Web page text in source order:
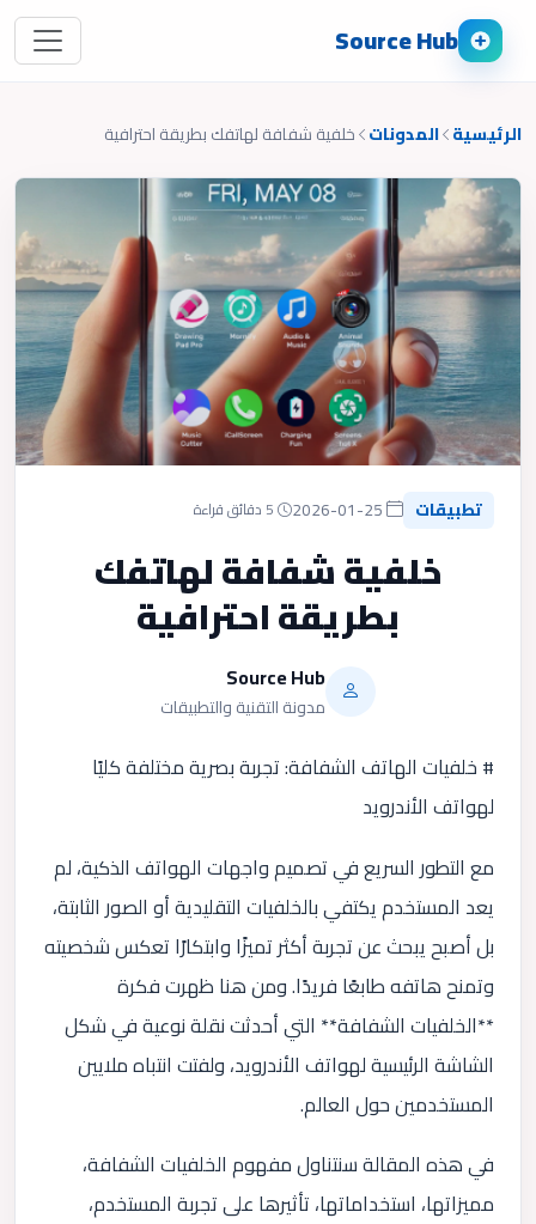
Source Hub
الرئيسية المدونات خلفية شفافة لهاتفك بطريقة احترافية
تطبيقات
خلفية شفافة لهاتفك
بطريقة احترافية
Source Hub
مدونة التقنية والتطبيقات
# خلفيات الهاتف الشفافة: تجربة بصرية مختلفة كليًا
لهواتف الأندرويد
مع التطور السريع في تصميم واجهات الهواتف الذكية، لم
يعد المستخدم يكتفي بالخلفيات التقليدية أو الصور الثابتة،
بل أصبح يبحث عن تجربة أكثر تميزًا وابتكارًا تعكس شخصيته
وتمنح هاتفه طابعًا فريدًا. ومن هنا ظهرت فكرة
**الخلفيات الشفافة** التي أحدثت نقلة نوعية في شكل
الشاشة الرئيسية لهواتف الأندرويد، ولفتت انتباه ملايين
المستخدمين حول العالم.
في هذه المقالة سنتناول مفهوم الخلفيات الشفافة،
مميزاتها، استخداماتها، تأثيرها على تجربة المستخدم،